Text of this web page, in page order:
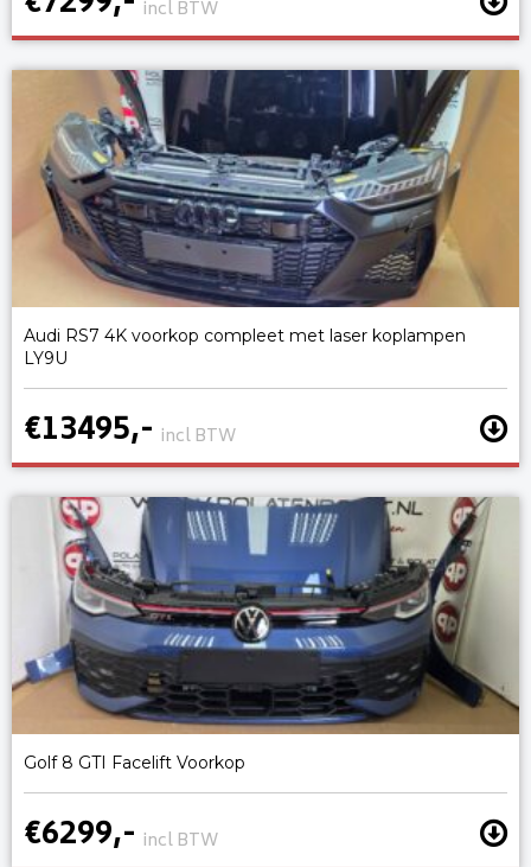
incl BTW
Audi RS7 4K voorkop compleet met laser koplampen
LY9U
€13495,- incl BTW
Golf 8 GTI Facelift Voorkop
€6299,- incl BTW